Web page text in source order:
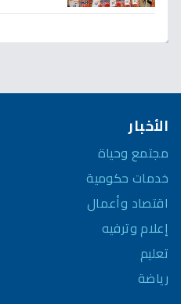
الأخبار
مجتمع وحياة
خدمات حكومية
اقتصاد وأعمال
إعلام وترفيه
تعليم
رياضة